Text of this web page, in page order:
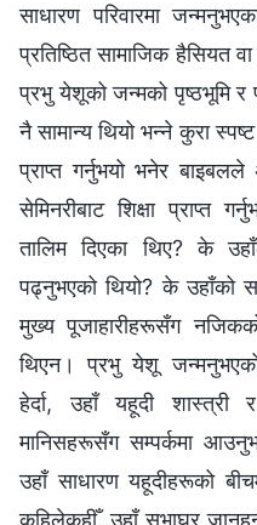
साधारण परिवारमा
प्रतिष्ठित सामाजिक हैसियत वा
प्रभु येशूको जन्मको पृष्ठभूमि र
नै सामान्य थियो भन्‍ने कुरा
प्राप्त गर्नुभयो भनेर
सेमिनरीबाट शिक्षा प्राप्त
तालिम दिएका थिए? के
पढ्नुभएको थियो? के उहाँको
मुख्य पूजाहारीहरूसँग
थिएन। प्रभु येशू जन्मनुभएको
हेर्दा, उहाँ यहूदी शास्त्री
मानिसहरूसँग सम्पर्कमा
उहाँ साधारण यहूदीहरूको
कहिलेकहीँ, उहाँ सभाघर